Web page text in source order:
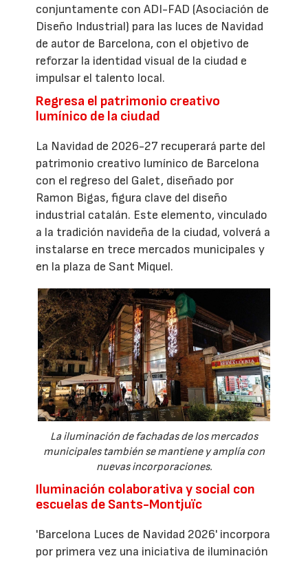
conjuntamente con ADI-FAD (Asociación de
Diseño Industrial) para las luces de Navidad
de autor de Barcelona, con el objetivo de
reforzar la identidad visual de la ciudad e
impulsar el talento local.
Regresa el patrimonio creativo
lumínico de la ciudad
La Navidad de 2026-27 recuperará parte del
patrimonio creativo lumínico de Barcelona
con el regreso del Galet, diseñado por
Ramon Bigas, figura clave del diseño
industrial catalán. Este elemento, vinculado
a la tradición navideña de la ciudad, volverá a
instalarse en trece mercados municipales y
en la plaza de Sant Miquel.
La iluminación de fachadas de los mercados
municipales también se mantiene y amplía con
nuevas incorporaciones.
Iluminación colaborativa y social con
escuelas de Sants-Montjuïc
'Barcelona Luces de Navidad 2026' incorpora
por primera vez una iniciativa de iluminación